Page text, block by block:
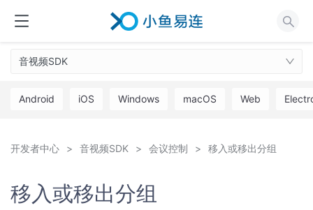
音视频SDK
Android iOS Windows macOS Web
开发者中心 音视频SDK 会议控制 移入或移出分组
移入或移出分组